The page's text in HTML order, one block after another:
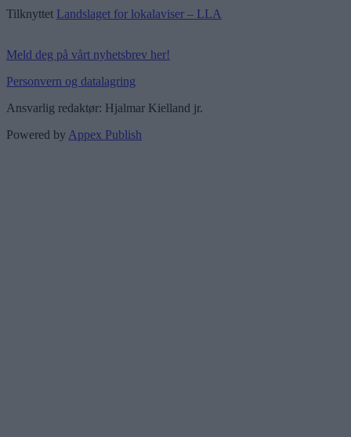
Tilknyttet Landslaget for lokalaviser – LLA
Meld deg på vårt nyhetsbrev her!
Personvern og datalagring
Ansvarlig redaktør: Hjalmar Kielland jr.
Powered by Appex Publish